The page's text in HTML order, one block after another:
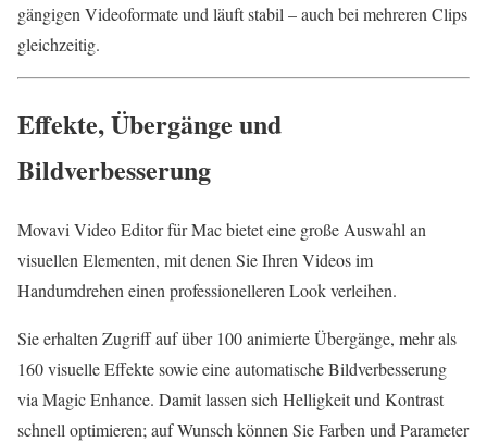
gängigen Videoformate und läuft stabil – auch bei mehreren Clips
gleichzeitig.
Effekte, Übergänge und
Bildverbesserung
Movavi Video Editor für Mac bietet eine große Auswahl an
visuellen Elementen, mit denen Sie Ihren Videos im
Handumdrehen einen professionelleren Look verleihen.
Sie erhalten Zugriff auf über 100 animierte Übergänge, mehr als
160 visuelle Effekte sowie eine automatische Bildverbesserung
via Magic Enhance. Damit lassen sich Helligkeit und Kontrast
schnell optimieren; auf Wunsch können Sie Farben und Parameter